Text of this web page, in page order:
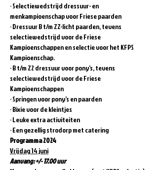
· Selectiewedstrijd dressuur- en
menkampioenschap voor Friese paarden
· Dressuur B t/m ZZ-licht paarden, tevens
selectiewedstrijd voor de Friese
Kampioenschappen en selectie voor het KFPS
Kampioenschap.
· B t/m Z2 dressuur voor pony’s, tevens
selectiewedstrijd voor de Friese
Kampioenschappen
· Springen voor pony’s en paarden
· Bixie voor de kleintjes
· Leuke extra activiteiten
· Een gezellig strodorp met catering
Programma 2024
Vrijdag 14 juni
Aanvang: +/- 17.00 uur